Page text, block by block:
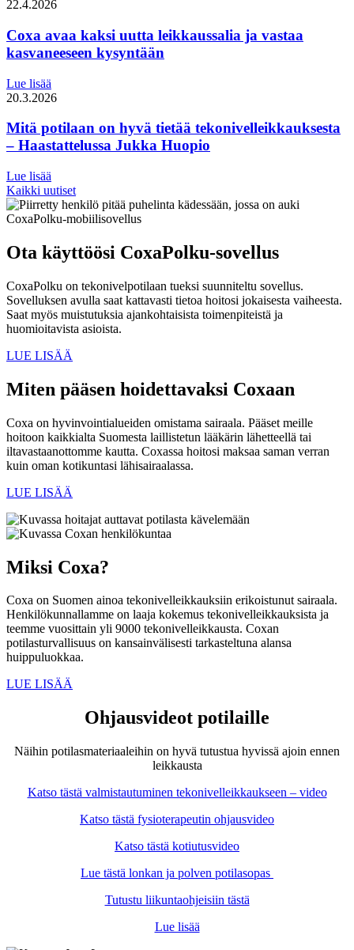
22.4.2026
Coxa avaa kaksi uutta leikkaussalia ja vastaa
kasvaneeseen kysyntään
Lue lisää
20.3.2026
Mitä potilaan on hyvä tietää tekonivelleikkauksesta
– Haastattelussa Jukka Huopio
Lue lisää
Kaikki uutiset
Ota käyttöösi CoxaPolku-sovellus
CoxaPolku on tekonivelpotilaan tueksi suunniteltu sovellus.
Sovelluksen avulla saat kattavasti tietoa hoitosi jokaisesta vaiheesta.
Saat myös muistutuksia ajankohtaisista toimenpiteistä ja
huomioitavista asioista.
LUE LISÄÄ
Miten pääsen hoidettavaksi Coxaan
Coxa on hyvinvointialueiden omistama sairaala. Pääset meille
hoitoon kaikkialta Suomesta laillistetun lääkärin lähetteellä tai
iltavastaanottomme kautta. Coxassa hoitosi maksaa saman verran
kuin oman kotikuntasi lähisairaalassa.
LUE LISÄÄ
Miksi Coxa?
Coxa on Suomen ainoa tekonivelleikkauksiin erikoistunut sairaala.
Henkilökunnallamme on laaja kokemus tekonivelleikkauksista ja
teemme vuosittain yli 9000 tekonivelleikkausta. Coxan
potilasturvallisuus on kansainvälisesti tarkasteltuna alansa
huippuluokkaa.
LUE LISÄÄ
Ohjausvideot potilaille
Näihin potilasmateriaaleihin on hyvä tutustua hyvissä ajoin ennen
leikkausta
Katso tästä valmistautuminen tekonivelleikkaukseen – video
Katso tästä fysioterapeutin ohjausvideo
Katso tästä kotiutusvideo
Lue tästä lonkan ja polven potilasopas
Tutustu liikuntaohjeisiin tästä
Lue lisää